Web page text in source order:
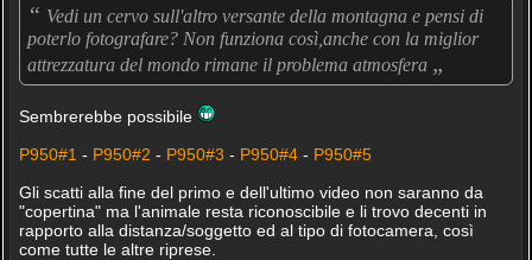
“ Vedi un cervo sull'altro versante della montagna e pensi di
poterlo fotografare? Non funziona così,anche con la miglior
attrezzatura del mondo rimane il problema atmosfera „
Sembrerebbe possibile
P950#1 - P950#2 - P950#3 - P950#4- P950#5
Gli scatti alla fine del primo e dell'ultimo video non saranno da
"copertina" ma l'animale resta riconoscibile e li trovo decenti in
rapporto alla distanza/soggetto ed al tipo di fotocamera, così
come tutte le altre riprese.